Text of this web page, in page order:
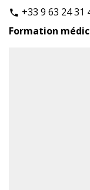
phone +33 9 63 24 31
Formation